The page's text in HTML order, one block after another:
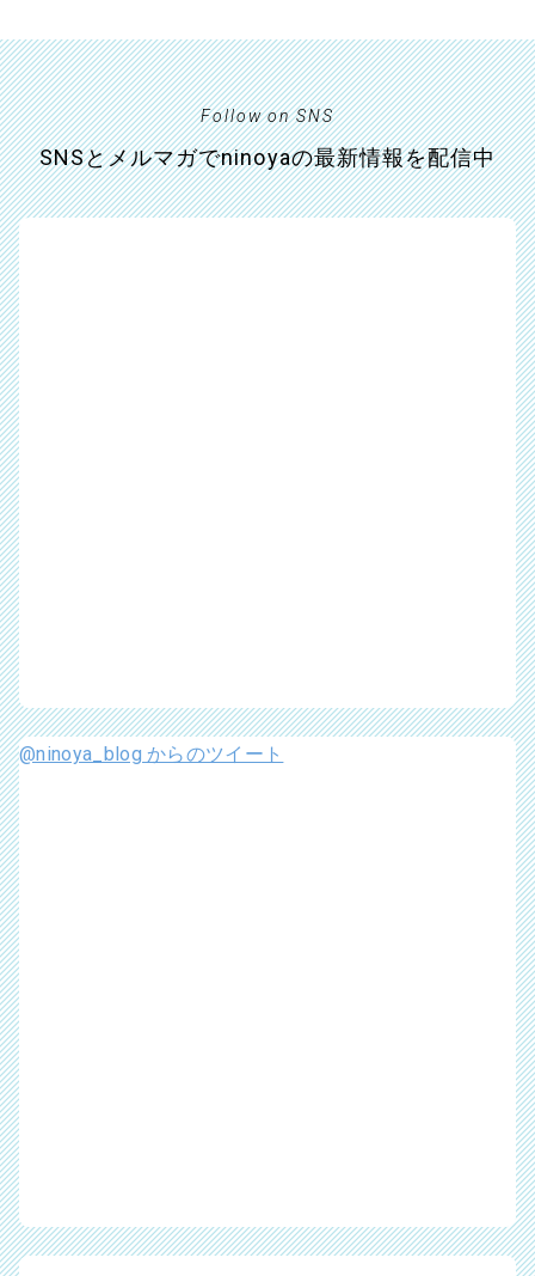
Follow on SNS
SNSとメルマガでninoyaの最新情報を配信中
@ninoya_blog からのツイート